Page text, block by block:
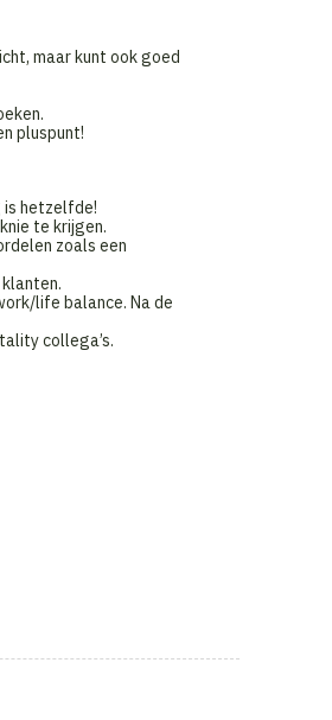
maar kunt ook goed
pluspunt!
is hetzelfde!
te krijgen.
zoals een
life balance. Na de
collega’s.